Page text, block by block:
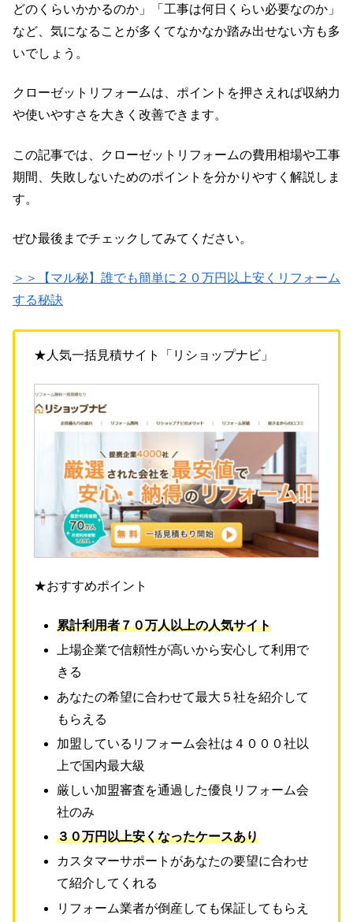
どのくらいかかるのか」「工事は何日くらい必要なのか」
など、気になることが多くてなかなか踏み出せない方も多
いでしょう。
クローゼットリフォームは、ポイントを押さえれば収納力
や使いやすさを大きく改善できます。
この記事では、クローゼットリフォームの費用相場や工事
期間、失敗しないためのポイントを分かりやすく解説しま
す。
ぜひ最後までチェックしてみてください。
＞＞【マル秘】誰でも簡単に２０万円以上安くリフォーム
する秘訣
★人気一括見積サイト「リショップナビ」
★おすすめポイント
累計利用者７０万人以上の人気サイト
上場企業で信頼性が高いから安心して利用で
きる
あなたの希望に合わせて最大５社を紹介して
もらえる
加盟しているリフォーム会社は４０００社以
上で国内最大級
厳しい加盟審査を通過した優良リフォーム会
社のみ
３０万円以上安くなったケースあり
カスタマーサポートがあなたの要望に合わせ
て紹介してくれる
リフォーム業者が倒産しても保証してもらえ